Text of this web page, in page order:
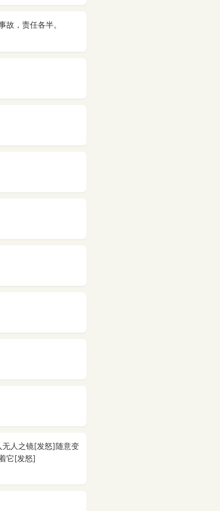
，责任各半。
人之镜[发怒]随意变
它[发怒]